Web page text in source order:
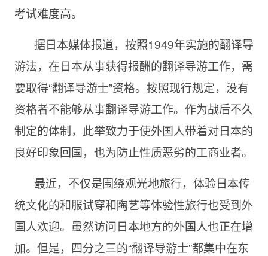
考试难度高。
据日本媒体报道，按照1949年实施的翻译导
游法，在日本从事获得报酬的翻译导游工作，需
要取得“翻译导游士”资格。按照现行规定，没有
资格者不能够从事翻译导游工作。作为战后不久
制定的体制，此举致力于使外国人带着对日本的
良好印象回国，也为防止性质恶劣的工商业者。
最近，不仅是围绕观光地旅行，体验日本传
统文化的和服试穿和陶艺等体验性旅行也受到外
国人欢迎。虽然访问日本地方的外国人也正在增
加。但是，四分之三的“翻译导游士”都集中在东